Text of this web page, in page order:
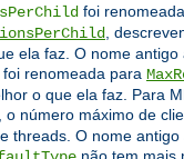
foi
,
ela faz. O nome antigo
foi renomeada para
o que ela faz. Para
, o número máximo de
threads. O nome antigo
não tem mais